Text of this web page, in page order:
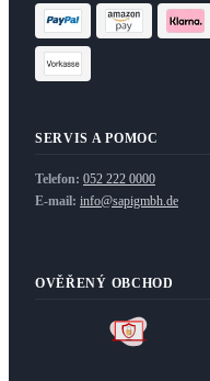
SERVIS A POMOC
Telefon: 052 222 0000
E-mail: info@sapigmbh.de
OVĚŘENÝ OBCHOD